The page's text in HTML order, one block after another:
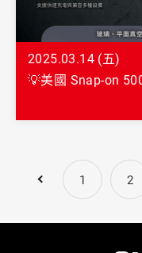
2025.03.14 (五)
💡美國 Snap-on
1 2